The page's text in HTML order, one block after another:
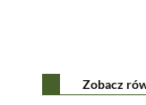
Zobacz